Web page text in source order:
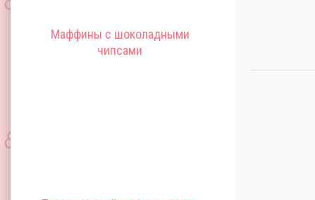
Маффины с шоколадными
чипсами